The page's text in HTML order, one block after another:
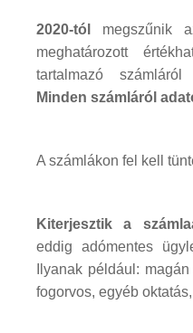
2020-tól
megszűnik
meghatározott
tartalmazó
Minden számláról
A számlákon fel kell
Kiterjesztik a
eddig adómentes
Ilyanak például:
fogorvos, egyéb